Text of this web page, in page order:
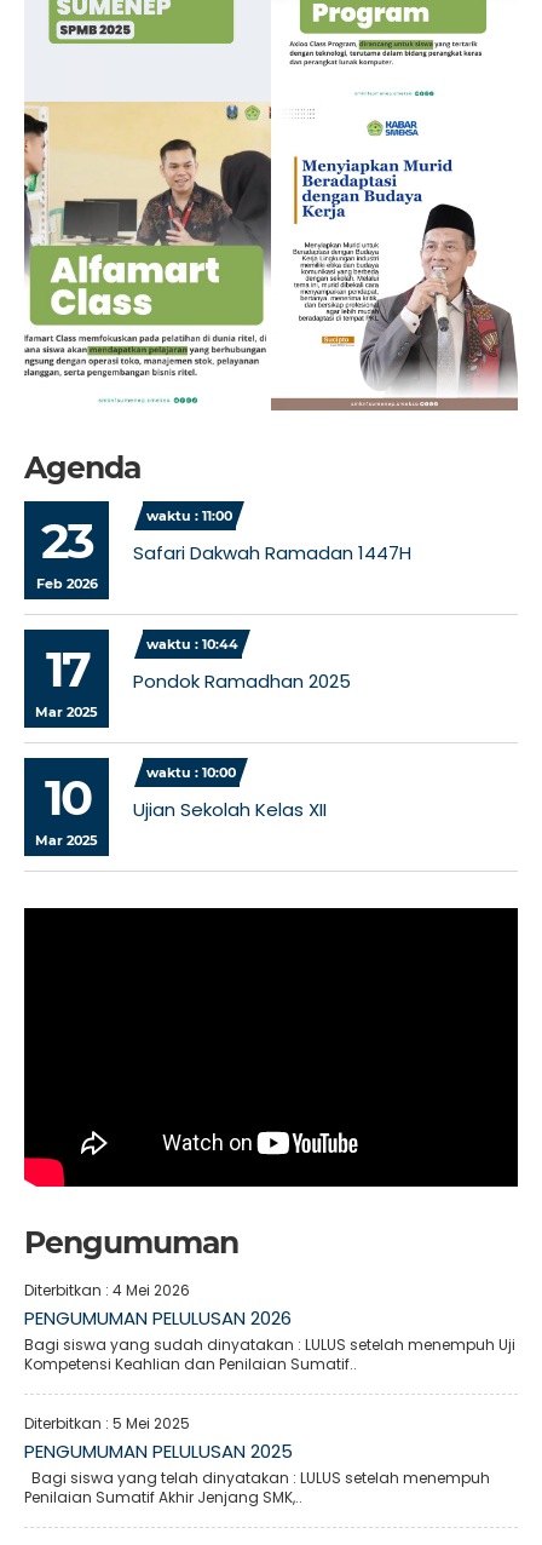
Agenda
23
Feb 2026
waktu : 11:00
Safari Dakwah Ramadan 1447H
17
Mar 2025
waktu : 10:44
Pondok Ramadhan 2025
10
Mar 2025
waktu : 10:00
Ujian Sekolah Kelas XII
Pengumuman
Diterbitkan : 4 Mei 2026
PENGUMUMAN PELULUSAN 2026
Bagi siswa yang sudah dinyatakan : LULUS setelah menempuh Uji
Kompetensi Keahlian dan Penilaian Sumatif..
Diterbitkan : 5 Mei 2025
PENGUMUMAN PELULUSAN 2025
Bagi siswa yang telah dinyatakan : LULUS setelah menempuh
Penilaian Sumatif Akhir Jenjang SMK,..